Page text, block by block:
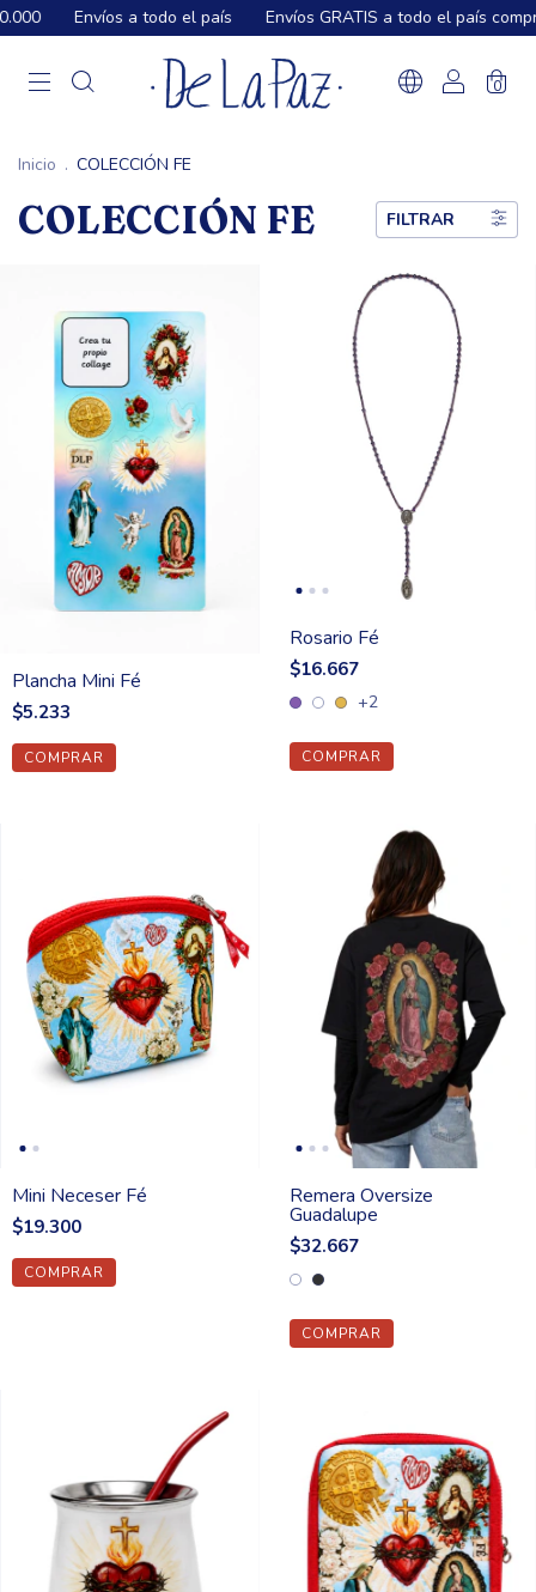
Envíos a todo el país Envíos GRATIS a todo el país
0
Inicio . COLECCIÓN FE
COLECCIÓN FE FILTRAR
Plancha Mini Fé
$5.233
Rosario Fé
$16.667
+2
COMPRAR
Mini Neceser Fé
$19.300
Remera Oversize
Guadalupe
$32.667
COMPRAR